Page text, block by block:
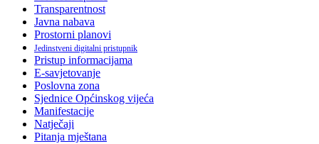
Transparentnost
Javna nabava
Prostorni planovi
Jedinstveni digitalni pristupnik
Pristup informacijama
E-savjetovanje
Poslovna zona
Sjednice Općinskog vijeća
Manifestacije
Natječaji
Pitanja mještana